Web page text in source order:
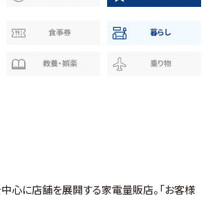
食事券 暮らし
教養・娯楽 乗り物
心に店舗を展開する家電量販店。「お客様